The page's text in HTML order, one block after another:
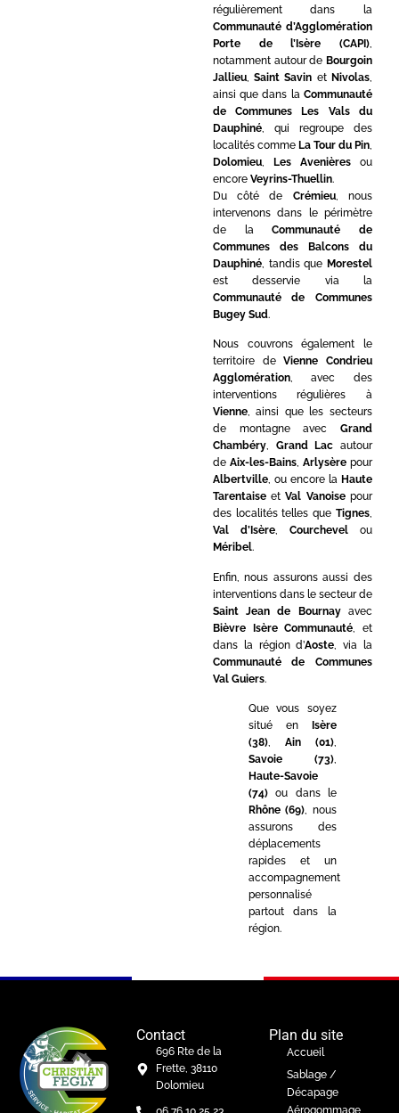
régulièrement dans la
Communauté d’Agglomération
Porte de l’Isère (CAPI)
notamment autour de Bourgoin
Jallieu,Saint Savin et Nivolas
ainsi que dans la Communauté
de Communes Les Vals du
Dauphiné, qui regroupe des
localités comme La Tour du Pin
Dolomieu, Les Avenièresou
encore Veyrins-Thuellin.
Du côté de Crémieu, nous
intervenons dans le périmètre
de laCommunauté de
Communes des Balcons du
Dauphiné, tandis que Morestel
est desservie via la
Communauté de Communes
Bugey Sud.
Nous couvrons également le
territoire deVienne Condrieu
Agglomération, avec des
interventions régulières à
Vienne, ainsi que les secteurs
de montagne avec Grand
Chambéry, Grand Lac autour
de Aix-les-Bains, Arlysèrepour
Albertville, ou encore la Haute
TarentaiseetVal Vanoisepour
des localités telles que Tignes,
Val d’Isère, Courchevelou
Méribel.
Enfin, nous assurons aussi des
interventions dans le secteur de
Saint Jean de Bournayavec
Bièvre Isère Communauté , et
dans la région d’Aoste , via la
Communauté de Communes
Val Guiers.
Que vous soyez
situé en
Isère
(38), Ain (01),
Savoie (73),
Haute-Savoie
(74)ou dans le
Rhône (69), nous
assurons des
déplacements
rapides et un
accompagnement
personnalisé
partout dans la
région.
Contact
696 Rte de la
Frette, 38110
Dolomieu
Plan du site
Accueil
Sablage /
Décapage